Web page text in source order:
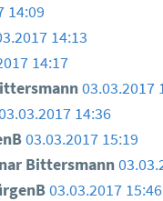
14:09
14:13
14:17
03.03.2017
14:36
03.03.2017 15:19
Bittersmann
03.03.2017 15:46